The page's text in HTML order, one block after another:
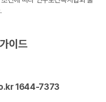
이드
1644-7373